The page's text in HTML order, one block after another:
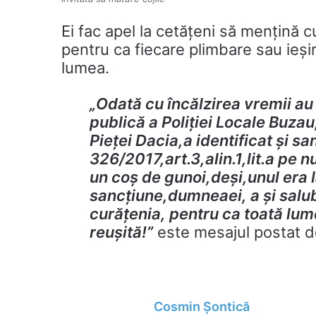
Ei fac apel la cetățeni să mențină
pentru ca fiecare plimbare sau
lumea.
„Odată cu încălzirea vremii
publică a Poliției Locale
Pieței Dacia,a identificat și
326/2017,art.3,alin.1,lit.a pe
un coș de gunoi,deși,unul era
sancțiune,dumneaei, a și
curățenia, pentru ca toată
reușită!” este mesajul postat
Cosmin Șontică